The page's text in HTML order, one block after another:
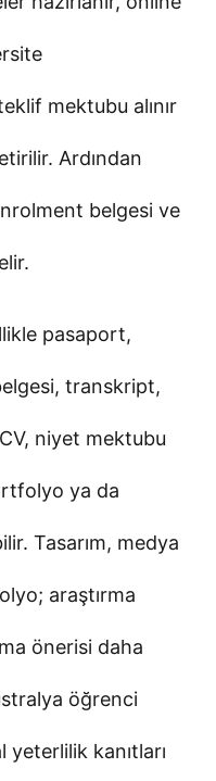
mektubu alınır
Ardından
belgesi ve
pasaport,
transkript,
niyet mektubu
ya da
Tasarım, medya
araştırma
önerisi daha
öğrenci
yeterlilik kanıtları